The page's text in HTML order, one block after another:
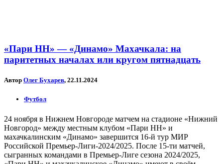
«Пари НН» — «Динамо» Махачкала: на
паритетных началах или кругом пятнадцать
Автор Олег Бухарев, 22.11.2024
Футбол
24 ноября в Нижнем Новгороде матчем на стадионе «Нижний
Новгород» между местным клубом «Пари НН» и
махачкалинским «Динамо» завершится 16-й тур МИР
Российской Премьер-Лиги-2024/2025. После 15-ти матчей,
сыгранных командами в Премьер-Лиге сезона 2024/2025,